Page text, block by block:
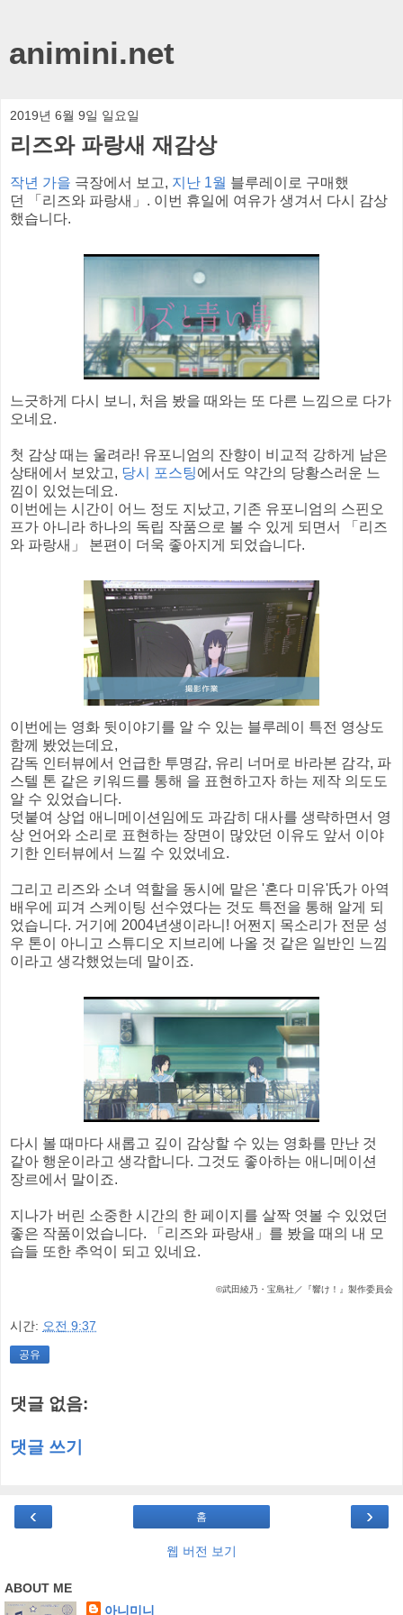
animini.net
2019년 6월 9일 일요일
리즈와 파랑새 재감상
작년 가을 극장에서 보고, 지난 1월 블루레이로 구매했
던 「리즈와 파랑새」. 이번 휴일에 여유가 생겨서 다시 감상
했습니다.
느긋하게 다시 보니, 처음 봤을 때와는 또 다른 느낌으로 다가
오네요.
첫 감상 때는 울려라! 유포니엄의 잔향이 비교적 강하게 남은
상태에서 보았고, 당시 포스팅에서도 약간의 당황스러운 느
낌이 있었는데요.
이번에는 시간이 어느 정도 지났고, 기존 유포니엄의 스핀오
프가 아니라 하나의 독립 작품으로 볼 수 있게 되면서 「리즈
와 파랑새」 본편이 더욱 좋아지게 되었습니다.
이번에는 영화 뒷이야기를 알 수 있는 블루레이 특전 영상도
함께 봤었는데요,
감독 인터뷰에서 언급한 투명감, 유리 너머로 바라본 감각, 파
스텔 톤 같은 키워드를 통해 을 표현하고자 하는 제작 의도도
알 수 있었습니다.
덧붙여 상업 애니메이션임에도 과감히 대사를 생략하면서 영
상 언어와 소리로 표현하는 장면이 많았던 이유도 앞서 이야
기한 인터뷰에서 느낄 수 있었네요.
그리고 리즈와 소녀 역할을 동시에 맡은 '혼다 미유'氏가 아역
배우에 피겨 스케이팅 선수였다는 것도 특전을 통해 알게 되
었습니다. 거기에 2004년생이라니! 어쩐지 목소리가 전문 성
우 톤이 아니고 스튜디오 지브리에 나올 것 같은 일반인 느낌
이라고 생각했었는데 말이죠.
다시 볼 때마다 새롭고 깊이 감상할 수 있는 영화를 만난 것
같아 행운이라고 생각합니다. 그것도 좋아하는 애니메이션
장르에서 말이죠.
지나가 버린 소중한 시간의 한 페이지를 살짝 엿볼 수 있었던
좋은 작품이었습니다. 「리즈와 파랑새」를 봤을 때의 내 모
습들 또한 추억이 되고 있네요.
©武田綾乃・宝島社／『響け！』製作委員会
시간: 오전 9:37
공유
댓글 없음:
댓글 쓰기
‹ ›
홈
웹 버전 보기
ABOUT ME
아니미니